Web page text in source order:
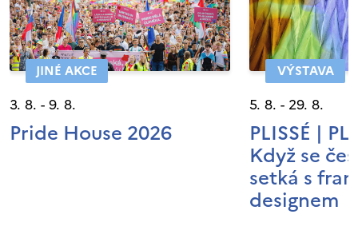
JINÉ AKCE
3. 8. - 9. 8.
Pride House 2026
VÝSTAVA
5. 8. - 29. 8.
PLISSÉ |
Když se
setká s
designem